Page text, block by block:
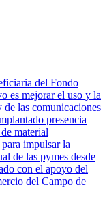
del Fondo
es mejorar el uso y la
las comunicaciones
presencia
material
impulsar la
de las pymes desde
con el apoyo del
del Campo de